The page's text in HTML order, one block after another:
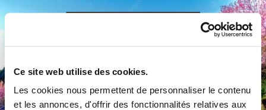
Ce site web utilise des cookies.
Les cookies nous permettent de personnaliser le contenu
et les annonces, d'offrir des fonctionnalités relatives aux